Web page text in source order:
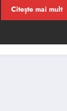
Citește mai mult